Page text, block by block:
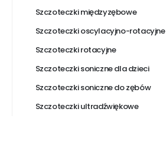
Szczoteczki międzyzębowe
Szczoteczki oscylacyjno-rotacyjne
Szczoteczki rotacyjne
Szczoteczki soniczne dla dzieci
Szczoteczki soniczne do zębów
Szczoteczki ultradźwiękowe